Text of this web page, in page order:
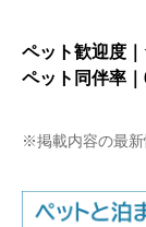
ペット歓迎
ペット同伴率
※掲載内容の最新